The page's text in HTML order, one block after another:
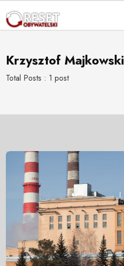
Krzysztof Majkowski
Total Posts : 1 post